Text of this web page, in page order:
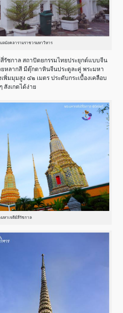
ลมังคลารามราชวรมหาวิหาร
รัชกาล สถาปัตยกรรมไทยประยุกต์แบบจีน
ยหลากสี มีตุ๊กตาหินจีนประตูละคู่ พระมหา
พิ่มมุมสูง ๔๒ เมตร ประดับกระเบื้องเคลือบ
สังเกตได้ง่าย
มหาเจดีย์สี่รัชกาล